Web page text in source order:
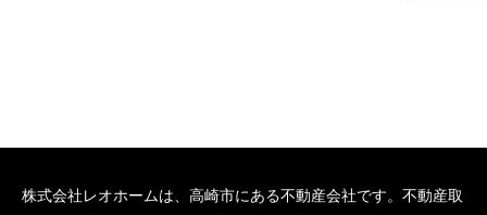
株式会社レオホームは、高崎市にある不動産会社です。不動産取